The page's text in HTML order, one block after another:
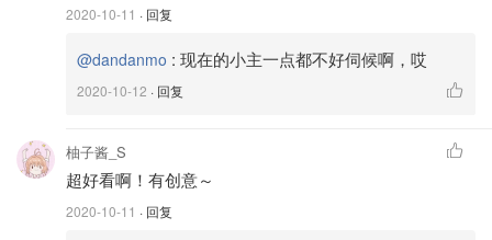
2020-10-11 · 回复
@dandanmo : 现在的小主一点都不好伺候啊，哎
2020-10-12 · 回复
柚子酱_S
超好看啊！有创意～
2020-10-11 · 回复